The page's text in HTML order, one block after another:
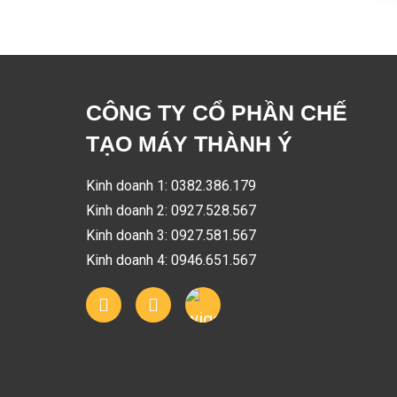
CÔNG TY CỔ PHẦN CHẾ
TẠO MÁY THÀNH Ý
Kinh doanh 1: 0382.386.179
Kinh doanh 2: 0927.528.567
Kinh doanh 3: 0927.581.567
Kinh doanh 4: 0946.651.567